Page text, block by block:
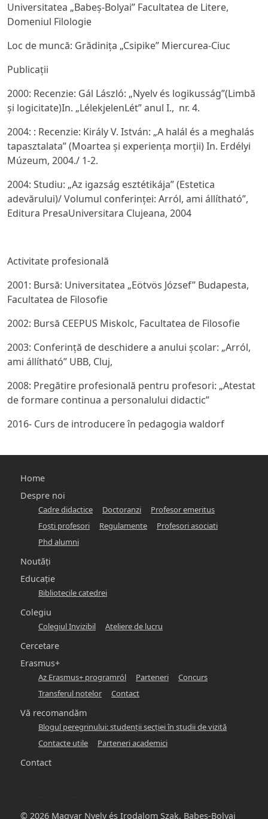
Universitatea „Babeș-Bolyai” Facultatea de Litere,
Domeniul Filologie
Loc de muncă: Grădinița „Csipike” Miercurea-Ciuc
Publicații
2000: Recenzie: Gál László: „Nyelv és logikusság”(Limbă
și logicitate)In. „LélekjelenLét” anul I., nr. 4.
2004: : Recenzie: Király V. István: „A halál és a meghalás
tapasztalata” (Moartea și experiența morții) In. Erdélyi
Múzeum, 2004./ 1-2.
2004: Studiu: „Az igazság esztétikája” (Estetica
adevărului)/ Volumul conferinței: Arról, ami állítható”,
Editura PresaUniversitara Clujeana, 2004
Activitate profesională
2001: Bursă: Universitatea „Eötvös József” Budapesta,
Facultatea de Filosofie
2002: Bursă CEEPUS Miskolc, Facultatea de Filosofie
2003: Conferință de deschidere a anului şcolar: „Arról,
ami állítható” UBB, Cluj,
2008: Pregătire profesională pentru profesori: „Atestat
de formare continua a personalului didactic”
2016- Curs de introducere în pedagogia waldorf
Főmenü
-
hunlit
Home
Despre noi
Cadre didactice Doctoranzi
Profesor emeritus
Foşti profesori
Regulamente
Profesori asociati
Phd alumni
Noutăți
Educație
Bibliotecile catedrei
Colegiu
Colegiul Invizibil Ateliere de lucru
Cercetare
Erasmus+
Az Erasmus+ programról Parteneri
Concurs
Transferul notelor
Contact
Vă recomandăm
Blogul peregrinului: studenţii secţiei în studii de vizită
Contacte utile
Parteneri academici
Contact
© 2026 Magyar Nyelv és Irodalom Szak, Babeș-Bolyai